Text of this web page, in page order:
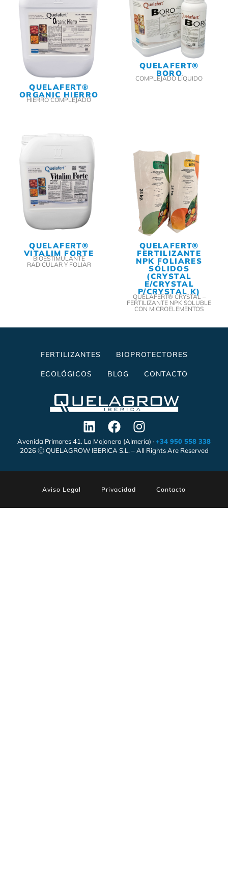
QUELAFERT®
ORGANIC HIERRO
HIERRO COMPLEJADO
QUELAFERT®
BORO
COMPLEJADO LÍQUIDO
QUELAFERT®
VITALIM FORTE
BIOESTIMULANTE
RADICULAR Y FOLIAR
QUELAFERT®
FERTILIZANTE
NPK FOLIARES
SÓLIDOS
(CRYSTAL
E/CRYSTAL
P/CRYSTAL K)
QUELAFERT® CRYSTAL –
FERTILIZANTE NPK SOLUBLE
CON MICROELEMENTOS
FERTILIZANTES BIOPROTECTORES
ECOLÓGICOS BLOG CONTACTO
Avenida Primores 41. La Mojonera (Almería) ·+34 950 558 338
2026 Ⓒ QUELAGROW IBERICA S.L. – All Rights Are Reserved
Aviso Legal Privacidad Contacto